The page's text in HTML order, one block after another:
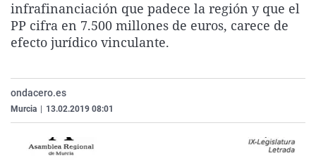
infrafinanciación que padece la región y que el
PP cifra en 7.500 millones de euros, carece de
efecto jurídico vinculante.
ondacero.es
Murcia 13.02.2019 08:01